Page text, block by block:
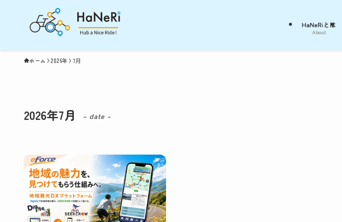
HaNeRiとは
About
ホーム 2026年 7月
2026年7月 – date –